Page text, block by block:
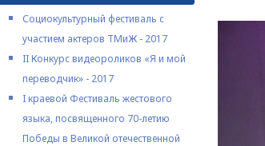
Социокультурный фестиваль с
участием актеров ТМиЖ - 2017
II Конкурс видеороликов «Я и мой
переводчик» - 2017
I краевой Фестиваль жестового
языка, посвященного 70-летию
Победы в Великой отечественной